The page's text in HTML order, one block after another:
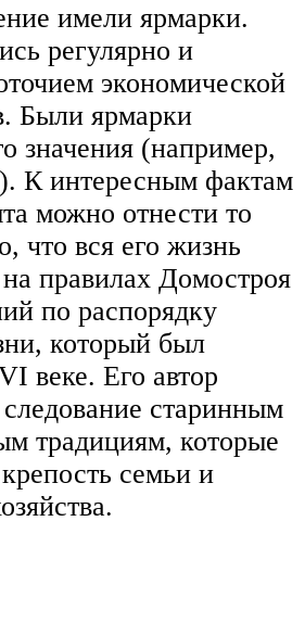
имели ярмарки.
регулярно и
экономической
Были ярмарки
значения (например,
К интересным фактам
можно отнести то
что вся его жизнь
правилах Домостроя
по распорядку
который был
веке. Его автор
старинным
традициям, которые
семьи и